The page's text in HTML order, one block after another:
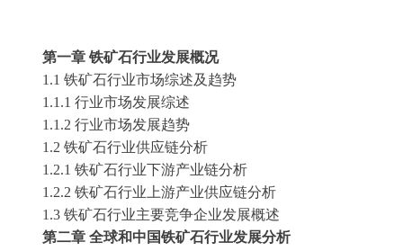
第一章 铁矿石行业发展概况
1.1 铁矿石行业市场综述及趋势
1.1.1 行业市场发展综述
1.1.2 行业市场发展趋势
1.2 铁矿石行业供应链分析
1.2.1 铁矿石行业下游产业链分析
1.2.2 铁矿石行业上游产业供应链分析
1.3 铁矿石行业主要竞争企业发展概述
第二章 全球和中国铁矿石行业发展分析